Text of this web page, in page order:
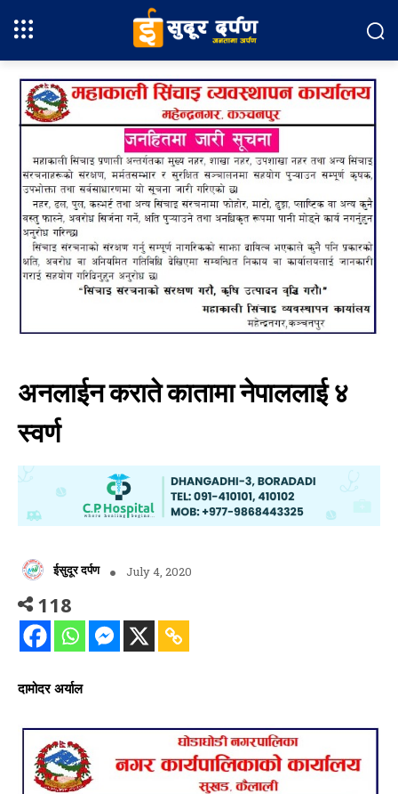
अनलाईन कराते कातामा नेपाललाई ४
स्वर्ण
ईसुदूर दर्पण July 4, 2020
118
दामोदर अर्याल